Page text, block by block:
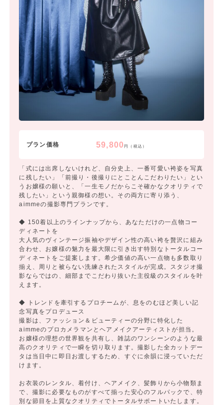
プラン価格 59,800円（税込）
「式には出席しないけれど、自分史上、一番可愛い袴姿を写真
に残したい」「前撮り・後撮りにとことんこだわりたい」とい
うお嬢様の願いと、「一生モノだからこそ確かなクオリティで
残したい」という親御様の想い。その両方に寄り添う、
aimmeの撮影専門プランです。
◆ 150着以上のラインナップから、あなただけの一点物コー
ディネートを
大人気のヴィンテージ振袖やデザイン性の高い袴を贅沢に組み
合わせ、お嬢様の魅力を最大限に引き出す特別なトータルコー
ディネートをご提案します。希少価値の高い一点物も多数取り
揃え、周りと被らない洗練されたスタイルが完成。スタジオ撮
影ならではの、細部までこだわり抜いた主役級のスタイルを叶
えます。
◆ トレンドを牽引するプロチームが、息をのむほど美しい記
念写真をプロデュース
撮影は、ファッション＆ビューティーの分野に特化した
aimmeのプロカメラマンとヘアメイクアーティストが担当。
お嬢様の理想の世界観を共有し、雑誌のワンシーンのような最
高のクオリティで一瞬を切り取ります。撮影した全カットデー
タは当日中に即日お渡しするため、すぐに余韻に浸っていただ
けます。
お衣装のレンタル、着付け、ヘアメイク、髪飾りから小物類ま
で、撮影に必要なものがすべて揃った安心のフルパックで、特
別な節目を上質なクオリティでトータルサポートいたします。